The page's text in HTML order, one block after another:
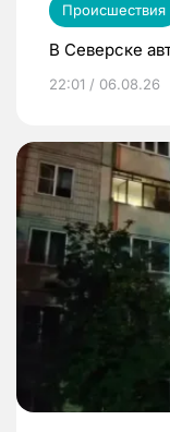
Происшествия
В Северске
22:01 / 06.08.26